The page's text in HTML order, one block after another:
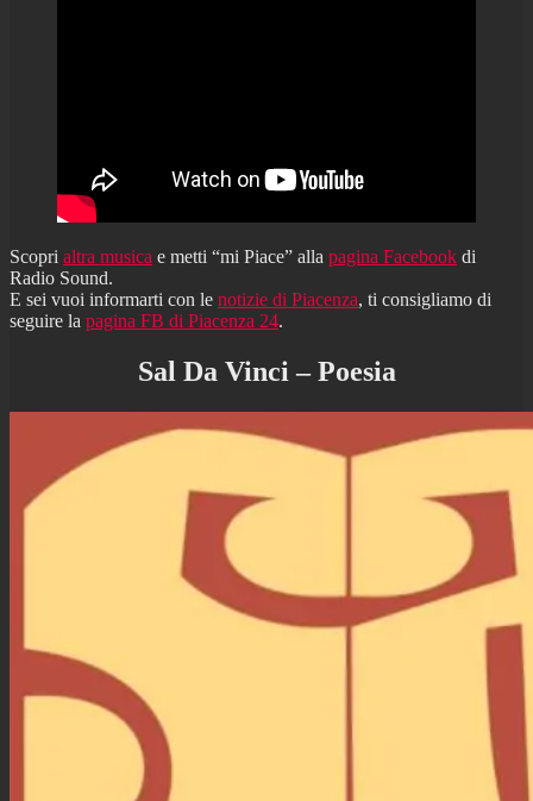
Scopri altra musica e metti “mi Piace” alla pagina Facebook di
Radio Sound.
E sei vuoi informarti con le notizie di Piacenza, ti consigliamo di
seguire la pagina FB di Piacenza 24.
Sal Da Vinci – Poesia